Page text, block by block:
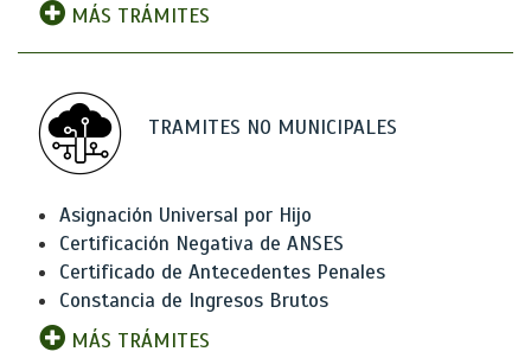
MÁS TRÁMITES
TRAMITES NO MUNICIPALES
Asignación Universal por Hijo
Certificación Negativa de ANSES
Certificado de Antecedentes Penales
Constancia de Ingresos Brutos
MÁS TRÁMITES